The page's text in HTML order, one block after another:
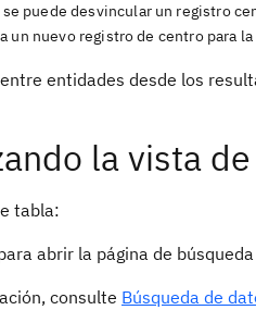
puede desvincular un registro
nuevo registro de centro para
entidades desde los
la vista
tabla:
abrir la página de
consulte Búsqueda de